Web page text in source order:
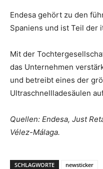
Endesa gehört zu den
Spaniens und ist Teil der
Mit der
das Unternehmen
und betreibt eines der
Ultraschnellladesäulen
Quellen: Endesa, Just
Vélez-Málaga.
SCHLAGWORTE newsticker